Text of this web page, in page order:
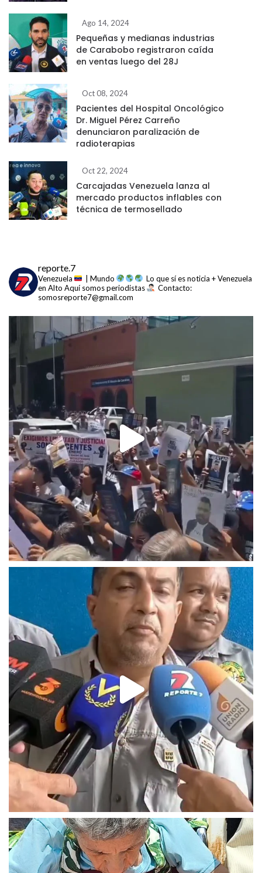
Ago 14, 2024
Pequeñas y medianas industrias
de Carabobo registraron caída
en ventas luego del 28J
Oct 08, 2024
Pacientes del Hospital Oncológico
Dr. Miguel Pérez Carreño
denunciaron paralización de
radioterapias
Oct 22, 2024
Carcajadas Venezuela lanza al
mercado productos inflables con
técnica de termosellado
reporte.7
Venezuela | Mundo
Lo que sí es noticia + Venezuela
en Alto Aquí somos periodistas
Contacto:
somosreporte7@gmail.com